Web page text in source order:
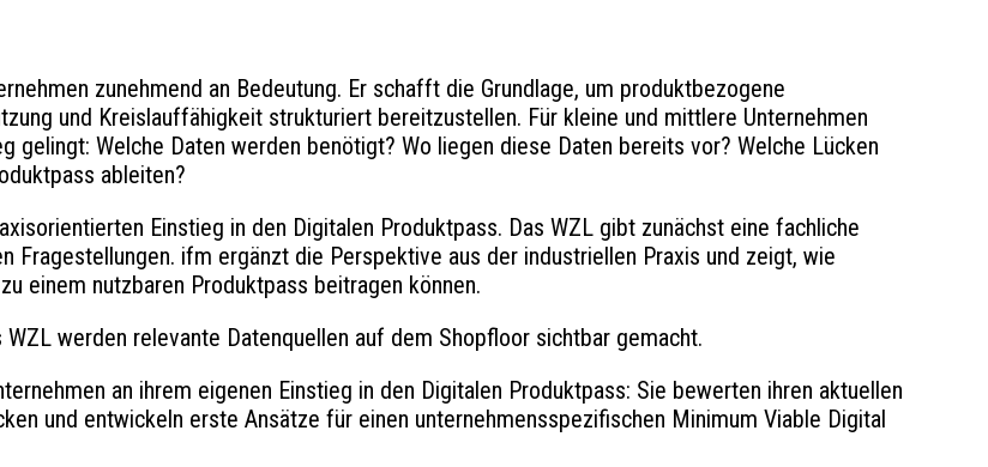
zunehmend an Bedeutung. Er schafft die Grundlage, um produktbezogene
und Kreislauffähigkeit strukturiert bereitzustellen. Für kleine und mittlere Unternehmen
gelingt: Welche Daten werden benötigt? Wo liegen diese Daten bereits vor? Welche Lücken
ableiten?
Einstieg in den Digitalen Produktpass. Das WZL gibt zunächst eine fachliche
Fragestellungen. ifm ergänzt die Perspektive aus der industriellen Praxis und zeigt, wie
einem nutzbaren Produktpass beitragen können.
werden relevante Datenquellen auf dem Shopfloor sichtbar gemacht.
an ihrem eigenen Einstieg in den Digitalen Produktpass: Sie bewerten ihren aktuellen
und entwickeln erste Ansätze für einen unternehmensspezifischen Minimum Viable Digital